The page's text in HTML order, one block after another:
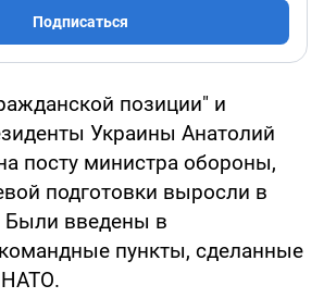
Подписаться
позиции" и
Украины Анатолий
посту министра обороны,
подготовки выросли в
Были введены в
пункты, сделанные
НАТО.